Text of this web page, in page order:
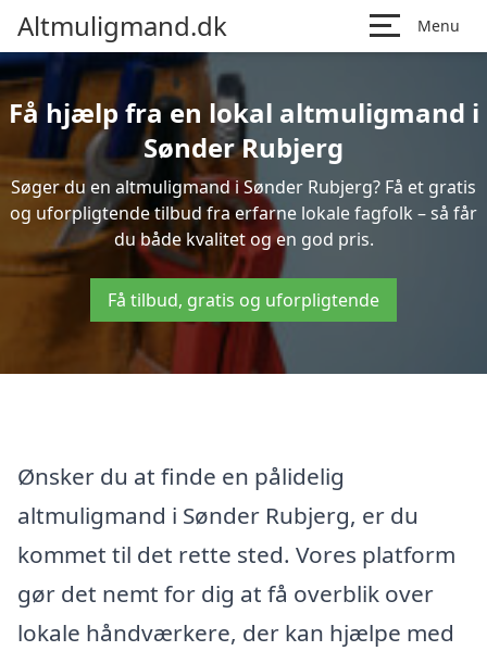
Altmuligmand.dk Menu
Få hjælp fra en lokal altmuligmand i
Sønder Rubjerg
Søger du en altmuligmand i Sønder Rubjerg? Få et gratis
og uforpligtende tilbud fra erfarne lokale fagfolk – så får
du både kvalitet og en god pris.
Få tilbud, gratis og uforpligtende
Ønsker du at finde en pålidelig
altmuligmand i Sønder Rubjerg, er du
kommet til det rette sted. Vores platform
gør det nemt for dig at få overblik over
lokale håndværkere, der kan hjælpe med